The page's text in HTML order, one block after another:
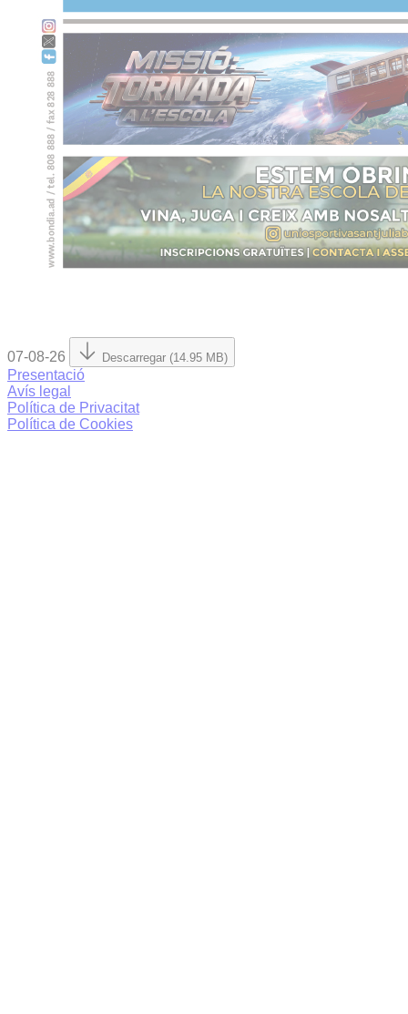
07-08-26 Descarregar (14.95 MB)
Presentació
Avís legal
Política de Privacitat
Política de Cookies